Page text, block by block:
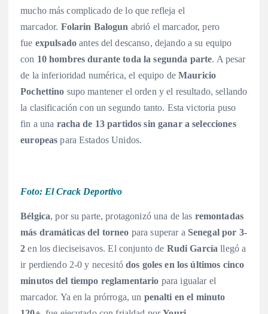
mucho más complicado de lo que refleja el
marcador. Folarin Balogun abrió el marcador, pero
fue expulsadoantes del descanso, dejando a su equipo
con 10 hombres durante toda la segunda parte. A pesar
de la inferioridad numérica, el equipo de Mauricio
Pochettino supo mantener el orden y el resultado, sellando
la clasificación con un segundo tanto. Esta victoria puso
fin a una racha de 13 partidos sin ganar a selecciones
europeas para Estados Unidos.
Foto: El Crack Deportivo
Bélgica, por su parte, protagonizó una de las remontadas
más dramáticas del torneo para superar a Senegal por 3-
2 en los dieciseisavos. El conjunto de Rudi García llegó a
ir perdiendo 2-0 y necesitódos goles en los últimos cinco
minutos del tiempo reglamentario para igualar el
marcador. Ya en la prórroga, un penalti en el minuto